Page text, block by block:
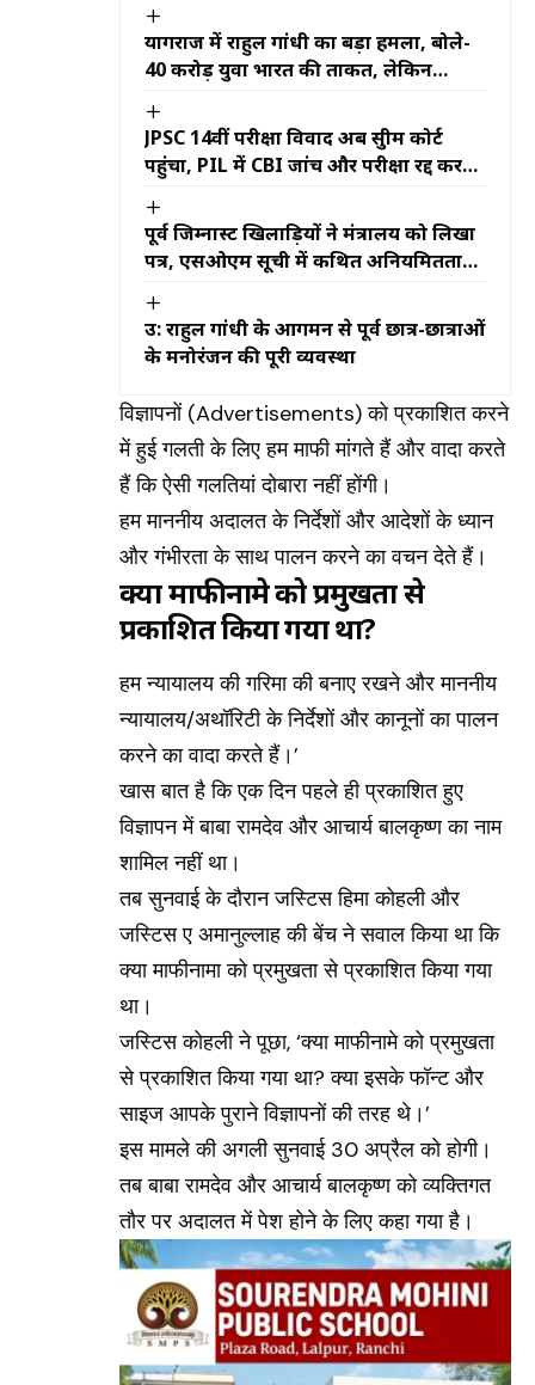
प्रयागराज में राहुल गांधी का बड़ा हमला, बोले-
40 करोड़ युवा भारत की ताकत, लेकिन
JPSC 14वीं परीक्षा विवाद अब सुप्रीम कोर्ट
पहुंचा, PIL में CBI जांच और परीक्षा रद्द करने
पूर्व जिम्नास्ट खिलाड़ियों ने मंत्रालय को लिखा
पत्र, एसओएम सूची में कथित अनियमितताओं
उप्र: राहुल गांधी के आगमन से पूर्व छात्र-छात्राओं
के मनोरंजन की पूरी व्यवस्था
विज्ञापनों (Advertisements) को प्रकाशित करने
में हुई गलती के लिए हम माफी मांगते हैं और वादा करते
हैं कि ऐसी गलतियां दोबारा नहीं होंगी।
हम माननीय अदालत के निर्देशों और आदेशों के ध्यान
और गंभीरता के साथ पालन करने का वचन देते हैं।
क्या माफीनामे को प्रमुखता से
प्रकाशित किया गया था?
हम न्यायालय की गरिमा की बनाए रखने और माननीय
न्यायालय/अथॉरिटी के निर्देशों और कानूनों का पालन
करने का वादा करते हैं।’
खास बात है कि एक दिन पहले ही प्रकाशित हुए
विज्ञापन में बाबा रामदेव और आचार्य बालकृष्ण का नाम
शामिल नहीं था।
तब सुनवाई के दौरान जस्टिस हिमा कोहली और
जस्टिस ए अमानुल्लाह की बेंच ने सवाल किया था कि
क्या माफीनामा को प्रमुखता से प्रकाशित किया गया
था।
जस्टिस कोहली ने पूछा, ‘क्या माफीनामे को प्रमुखता
से प्रकाशित किया गया था? क्या इसके फॉन्ट और
साइज आपके पुराने विज्ञापनों की तरह थे।’
इस मामले की अगली सुनवाई 30 अप्रैल को होगी।
तब बाबा रामदेव और आचार्य बालकृष्ण को व्यक्तिगत
तौर पर अदालत में पेश होने के लिए कहा गया है।